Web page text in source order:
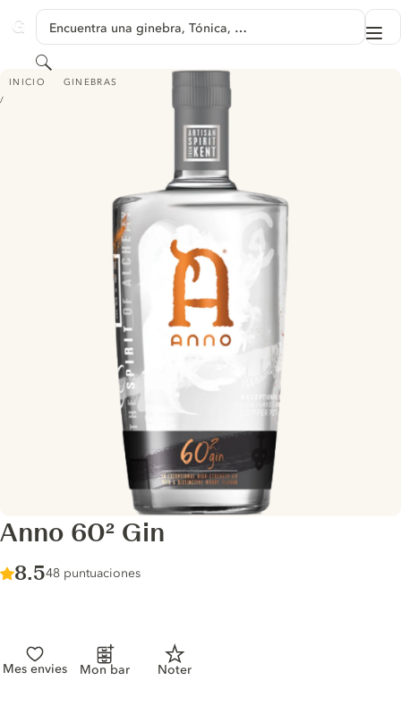
GINVENTORY
Encuentra una ginebra, Tónica, …
Buscar
INICIO GINEBRAS
ANNO 60² GIN
Anno 60² Gin
Score :
8.5/ 10
48 puntuaciones
Mes envies Mon bar Noter